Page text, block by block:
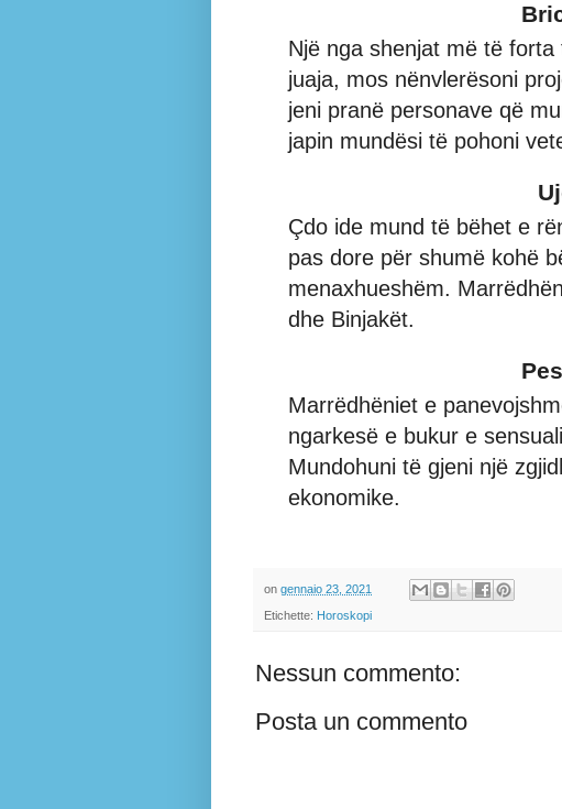
Një nga shenjat më të
juaja, mos nënvlerësoni
jeni pranë personave që
japin mundësi të pohoni
Çdo ide mund të bëhet e
pas dore për shumë kohë
menaxhueshëm.
dhe Binjakët.
Marrëdhëniet e
ngarkesë e bukur e
Mundohuni të gjeni një
ekonomike.
on gennaio 23, 2021
Etichette: Horoskopi
Nessun commento:
Posta un commento